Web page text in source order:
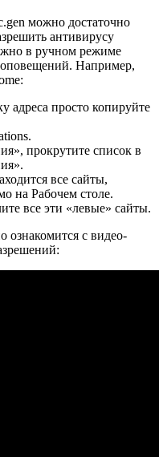
можно достаточно
антивирусу
в ручном режиме
оповещений. Например,
адреса просто копируйте
прокрутите список в
все сайты,
на Рабочем столе.
все эти «левые» сайты.
ознакомится с видео-